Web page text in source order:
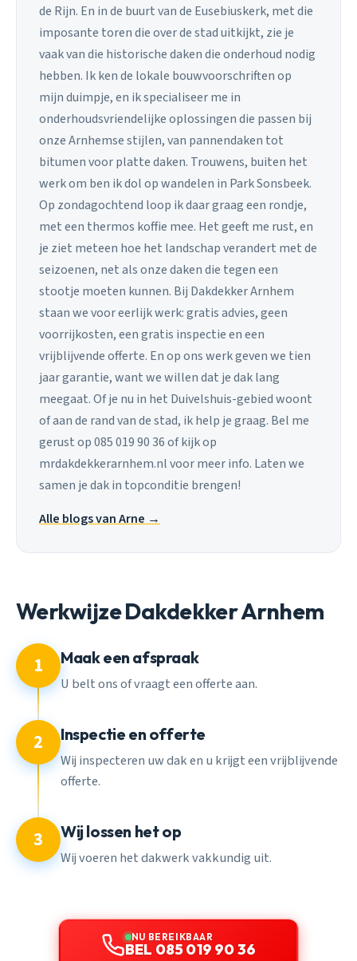
de Rijn. En in de buurt van de Eusebiuskerk, met die
imposante toren die over de stad uitkijkt, zie je
vaak van die historische daken die onderhoud nodig
hebben. Ik ken de lokale bouwvoorschriften op
mijn duimpje, en ik specialiseer me in
onderhoudsvriendelijke oplossingen die passen bij
onze Arnhemse stijlen, van pannendaken tot
bitumen voor platte daken. Trouwens, buiten het
werk om ben ik dol op wandelen in Park Sonsbeek.
Op zondagochtend loop ik daar graag een rondje,
met een thermos koffie mee. Het geeft me rust, en
je ziet meteen hoe het landschap verandert met de
seizoenen, net als onze daken die tegen een
stootje moeten kunnen. Bij Dakdekker Arnhem
staan we voor eerlijk werk: gratis advies, geen
voorrijkosten, een gratis inspectie en een
vrijblijvende offerte. En op ons werk geven we tien
jaar garantie, want we willen dat je dak lang
meegaat. Of je nu in het Duivelshuis-gebied woont
of aan de rand van de stad, ik help je graag. Bel me
gerust op 085 019 90 36 of kijk op
mrdakdekkerarnhem.nl voor meer info. Laten we
samen je dak in topconditie brengen!
Alle blogs van Arne →
Werkwijze Dakdekker Arnhem
1 Maak een afspraak
U belt ons of vraagt een offerte aan.
2 Inspectie en offerte
Wij inspecteren uw dak en u krijgt een vrijblijvende
offerte.
3 Wij lossen het op
Wij voeren het dakwerk vakkundig uit.
NU BEREIKBAAR
BEL 085 019 90 36